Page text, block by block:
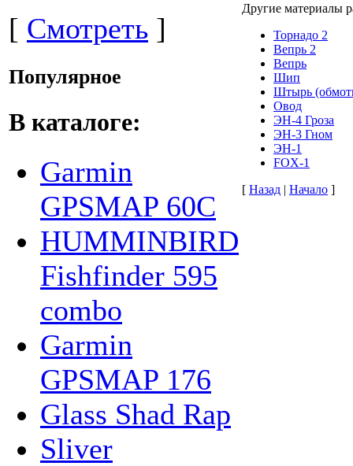
[ Смотреть ]
Популярное
В каталоге:
Garmin
GPSMAP 60C
HUMMINBIRD
Fishfinder 595
combo
Garmin
GPSMAP 176
Glass Shad Rap
Sliver
Другие материалы
Торнадо 2
Вепрь 2
Вепрь
Шип
Штырь
Овод
ЭН-4 Гроза
ЭН-3 Гном
ЭН-1
FOX-1
[ Назад | Начало ]